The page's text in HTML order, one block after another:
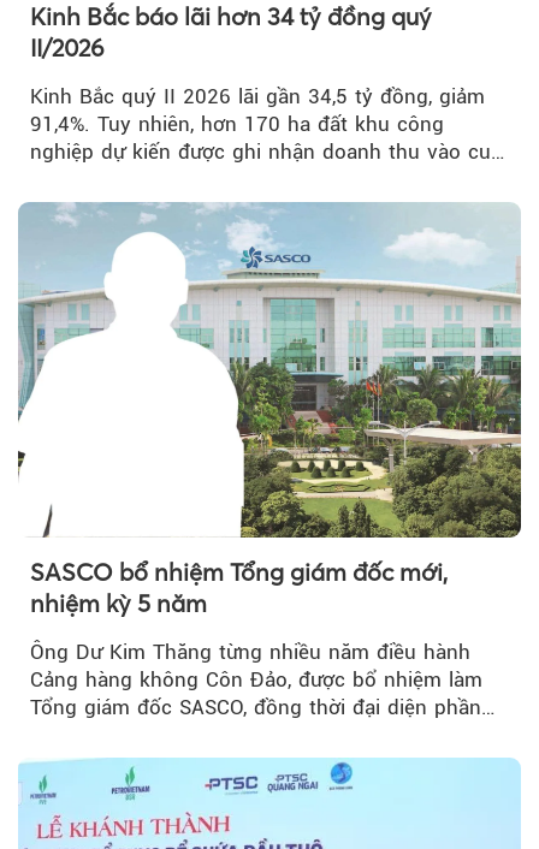
Kinh Bắc báo lãi hơn 34 tỷ đồng quý
II/2026
Kinh Bắc quý II 2026 lãi gần 34,5 tỷ đồng, giảm
91,4%. Tuy nhiên, hơn 170 ha đất khu công
nghiệp dự kiến được ghi nhận doanh thu vào cuối
SASCO bổ nhiệm Tổng giám đốc mới,
nhiệm kỳ 5 năm
Ông Dư Kim Thăng từng nhiều năm điều hành
Cảng hàng không Côn Đảo, được bổ nhiệm làm
Tổng giám đốc SASCO, đồng thời đại diện phần